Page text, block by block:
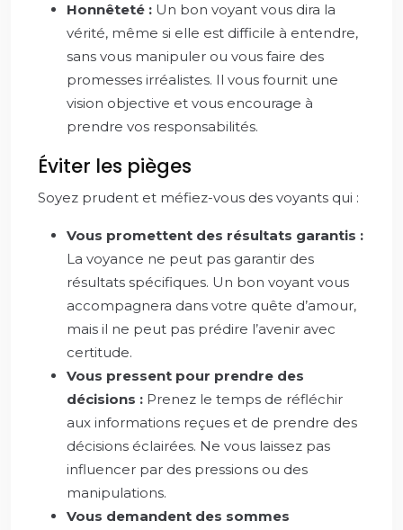
Honnêteté : Un bon voyant vous dira la
vérité, même si elle est difficile à entendre,
sans vous manipuler ou vous faire des
promesses irréalistes. Il vous fournit une
vision objective et vous encourage à
prendre vos responsabilités.
Éviter les pièges
Soyez prudent et méfiez-vous des voyants qui :
Vous promettent des résultats garantis :
La voyance ne peut pas garantir des
résultats spécifiques. Un bon voyant vous
accompagnera dans votre quête d’amour,
mais il ne peut pas prédire l’avenir avec
certitude.
Vous pressent pour prendre des
décisions : Prenez le temps de réfléchir
aux informations reçues et de prendre des
décisions éclairées. Ne vous laissez pas
influencer par des pressions ou des
manipulations.
Vous demandent des sommes